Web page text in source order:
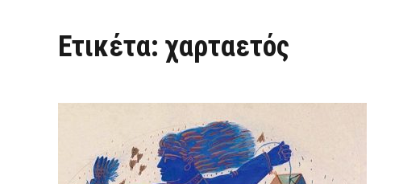
Ετικέτα: χαρταετός